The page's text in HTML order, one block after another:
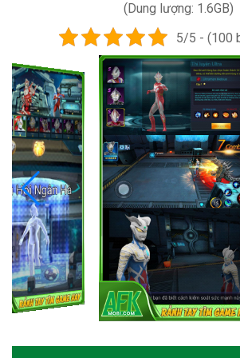
(Dung lượng: 1.6GB)
5/5 - (100